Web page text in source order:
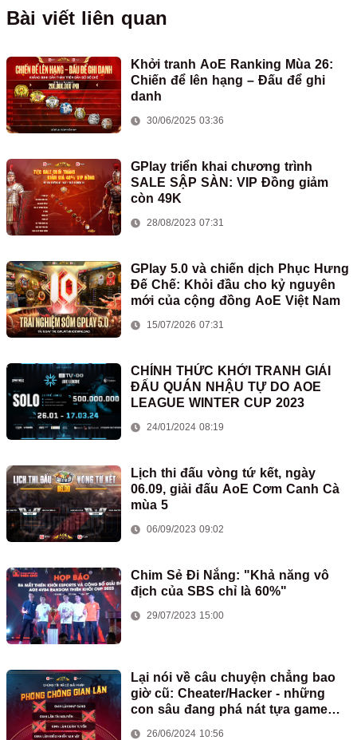
Bài viết liên quan
Khởi tranh AoE Ranking Mùa 26:
Chiến để lên hạng – Đấu để ghi
danh
30/06/2025 03:36
GPlay triển khai chương trình
SALE SẬP SÀN: VIP Đồng giảm
còn 49K
28/08/2023 07:31
GPlay 5.0 và chiến dịch Phục Hưng
Đế Chế: Khỏi đầu cho kỷ nguyên
mới của cộng đồng AoE Việt Nam
15/07/2026 07:31
CHÍNH THỨC KHỞI TRANH GIẢI
ĐẤU QUÁN NHẬU TỰ DO AOE
LEAGUE WINTER CUP 2023
24/01/2024 08:19
Lịch thi đấu vòng tứ kết, ngày
06.09, giải đấu AoE Cơm Canh Cà
mùa 5
06/09/2023 09:02
Chim Sẻ Đi Nắng: "Khả năng vô
địch của SBS chỉ là 60%"
29/07/2023 15:00
Lại nói về câu chuyện chẳng bao
giờ cũ: Cheater/Hacker - những
con sâu đang phá nát tựa game
26/06/2024 10:56